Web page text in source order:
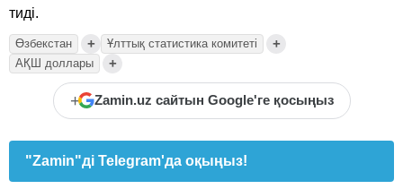
тиді.
Өзбекстан + Ұлттық статистика комитеті +
АҚШ доллары +
+ Zamin.uz сайтын Google'ге қосыңыз
"Zamin"ді Telegram'да оқыңыз!